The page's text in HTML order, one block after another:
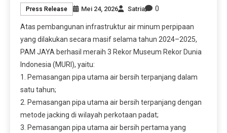
Press Release Mei 24, 2026 Satria 0
Atas pembangunan infrastruktur air minum perpipaan
yang dilakukan secara masif selama tahun 2024–2025,
PAM JAYA berhasil meraih 3 Rekor Museum Rekor Dunia
Indonesia (MURI), yaitu:
1. Pemasangan pipa utama air bersih terpanjang dalam
satu tahun;
2. Pemasangan pipa utama air bersih terpanjang dengan
metode jacking di wilayah perkotaan padat;
3. Pemasangan pipa utama air bersih pertama yang